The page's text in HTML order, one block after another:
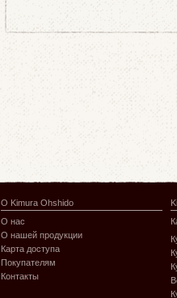
О Kimura Ohshido
О нас
О нашей продукции
Карта доступа
Покупателям
Контакты